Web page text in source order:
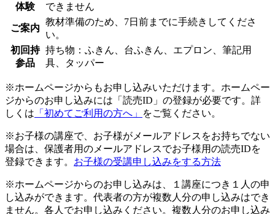
体験
できません
ご案内
教材準備のため、7日前までに手続きしてくださ
い。
初回持
参品
持ち物：ふきん、台ふきん、エプロン、筆記用
具、タッパー
※ホームページからもお申し込みいただけます。ホームペー
ジからのお申し込みには「読売ID」の登録が必要です。詳
しくは 「初めてご利用の方へ」 をご覧ください。
※お子様の講座で、お子様がメールアドレスをお持ちでない
場合は、保護者用のメールアドレスでお子様用の読売IDを
登録できます。 お子様の受講申し込みをする方法
※ホームページからのお申し込みは、１講座につき１人の申
し込みができます。代表者の方が複数人分の申し込みはでき
ません。各人でお申し込みください。複数人分のお申し込み